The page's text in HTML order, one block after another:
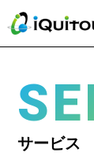
サービス